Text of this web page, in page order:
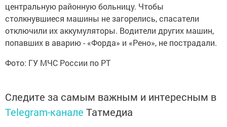
центральную районную больницу. Чтобы
столкнувшиеся машины не загорелись, спасатели
отключили их аккумуляторы. Водители других машин,
попавших в аварию - «Форда» и «Рено», не пострадали.
Фото: ГУ МЧС России по РТ
Следите за самым важным и интересным в
Telegram-канале Татмедиа